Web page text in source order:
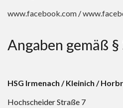
www.facebook.com /
Angaben gemäß
HSG Irmenach / Kleinich /
Hochscheider Straße 7